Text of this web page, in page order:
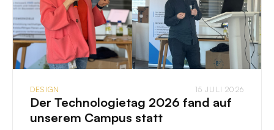
DESIGN 15 JULI 2026
Der Technologietag 2026 fand auf
unserem Campus statt